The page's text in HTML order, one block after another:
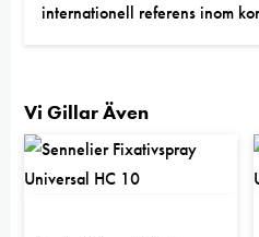
internationell referens inom
Vi Gillar Även